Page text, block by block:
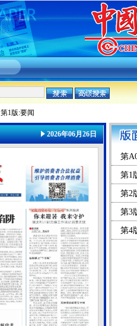
第1版:要闻
2026年06月26日
第
第1
第2
第3
第4